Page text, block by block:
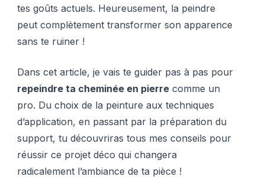
tes goûts actuels. Heureusement, la peindre
peut complètement transformer son apparence
sans te ruiner !
Dans cet article, je vais te guider pas à pas pour
repeindre ta cheminée en pierre comme un
pro. Du choix de la peinture aux techniques
d’application, en passant par la préparation du
support, tu découvriras tous mes conseils pour
réussir ce projet déco qui changera
radicalement l’ambiance de ta pièce !